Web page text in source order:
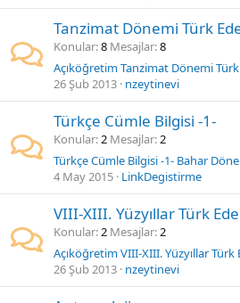
Tanzimat Dönemi Türk
Konular 8 Mesajlar 8
26 Şub 2013 nzeytinevi
Türkçe Cümle Bilgisi -1-
Konular 2 Mesajlar 2
Türkçe Cümle Bilgisi -1- Bahar
4 May 2015 LinkDegistirme
VIII-XIII. Yüzyıllar Türk
Konular 2 Mesajlar 2
26 Şub 2013 nzeytinevi